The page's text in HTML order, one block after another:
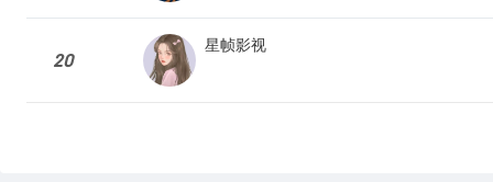
20
星帧影视